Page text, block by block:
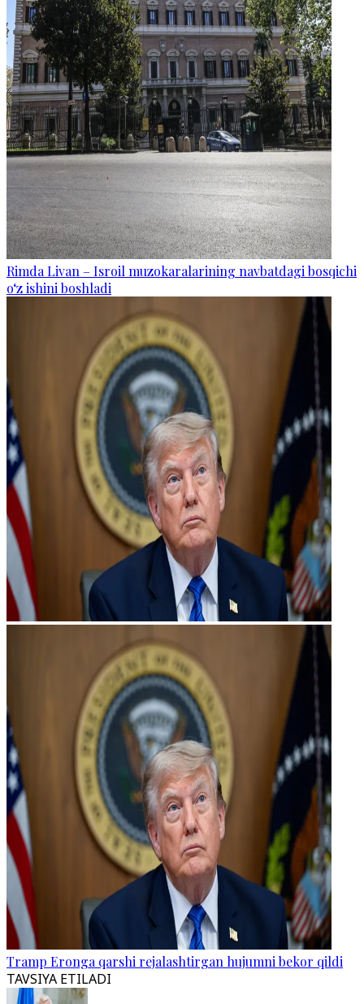
Rimda Livan – Isroil muzokaralarining navbatdagi bosqichi
o‘z ishini boshladi
Tramp Eronga qarshi rejalashtirgan hujumni bekor qildi
TAVSIYA ETILADI